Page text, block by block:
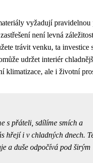
vyžadují pravidelnou
není levná
trávit venku, ta investice
udržet interiér
klimatizace, ale i životní
s přáteli, sdílíme smích a
hřejí i v chladných dnech.
a duše odpočívá pod širým